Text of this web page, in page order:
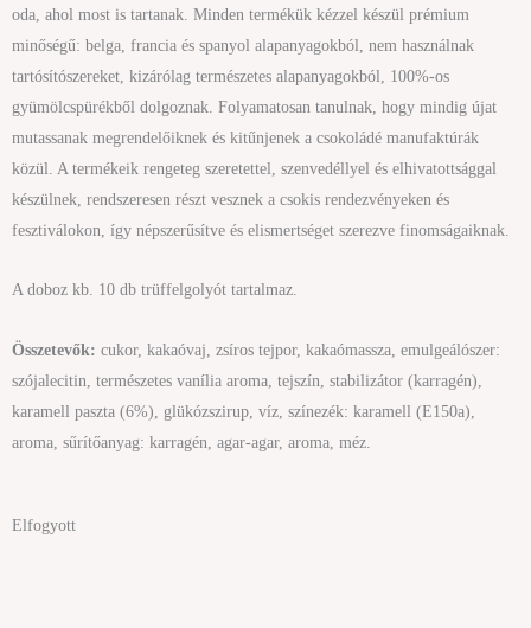
oda, ahol most is tartanak. Minden termékük kézzel készül prémium
minőségű: belga, francia és spanyol alapanyagokból, nem használnak
tartósítószereket, kizárólag természetes alapanyagokból, 100%-os
gyümölcspürékből dolgoznak. Folyamatosan tanulnak, hogy mindig újat
mutassanak megrendelőiknek és kitűnjenek a csokoládé manufaktúrák
közül. A termékeik rengeteg szeretettel, szenvedéllyel és elhivatottsággal
készülnek, rendszeresen részt vesznek a csokis rendezvényeken és
fesztiválokon, így népszerűsítve és elismertséget szerezve finomságaiknak.
A doboz kb. 10 db trüffelgolyót tartalmaz.
Összetevők: cukor, kakaóvaj, zsíros tejpor, kakaómassza, emulgeálószer:
szójalecitin, természetes vanília aroma, tejszín, stabilizátor (karragén),
karamell paszta (6%), glükózszirup, víz, színezék: karamell (E150a),
aroma, sűrítőanyag: karragén, agar-agar, aroma, méz.
Elfogyott